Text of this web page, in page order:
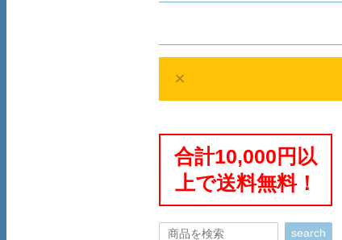
合計10,000円以
上で送料無料！
search